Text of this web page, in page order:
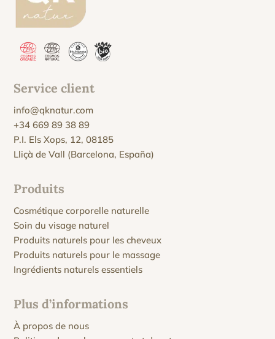
Service client
info@qknatur.com
+34 669 89 38 89
P.I. Els Xops, 12, 08185
Lliçà de Vall (Barcelona, España)
Produits
Cosmétique corporelle naturelle
Soin du visage naturel
Produits naturels pour les cheveux
Produits naturels pour le massage
Ingrédients naturels essentiels
Plus d’informations
À propos de nous